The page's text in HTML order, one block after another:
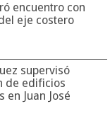
encuentro con
eje costero
supervisó
de edificios
Juan José